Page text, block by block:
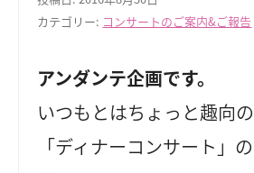
カテゴリー: コンサートのご案内&ご報告
アンダンテ企画です。
いつもとはちょっと趣向
「ディナーコンサート」